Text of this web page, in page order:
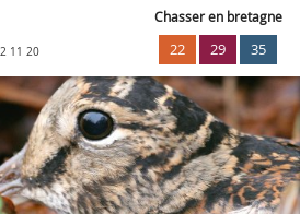
11 20
Chasser en bretagne
22 29 35